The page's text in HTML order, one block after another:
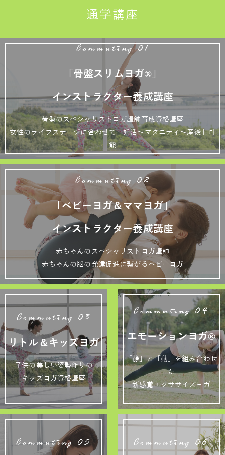
通学講座
Commuting 01
「骨盤スリムヨガ®」
インストラクター養成講座
骨盤のスペシャリストヨガ講師育成資格講座
女性のライフステージに合わせて「妊活～マタニティ～産後」可
能
Commuting 02
「ベビーヨガ＆ママヨガ」
インストラクター養成講座
赤ちゃんのスペシャリストヨガ講師
赤ちゃんの脳の発達促進に繋がるベビーヨガ
Commuting 03
リトル＆キッズヨガ
子供の美しい姿勢作りの
キッズヨガ資格講座
Commuting 04
エモーションヨガ®
「静」と「動」を組み合わせ
た
新感覚エクササイズヨガ
Commuting 05 Commuting 06